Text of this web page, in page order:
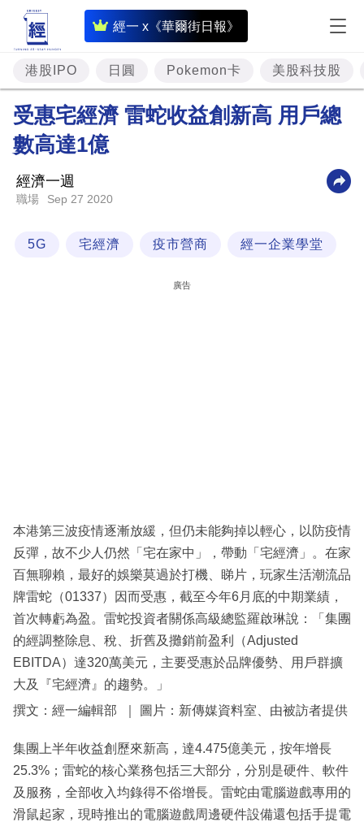
經一 x《華爾街日報》
即
時
財
經
專
題
資
市
時
事
專
欄
訂
閱
區
港股IPO 日圓 Pokemon卡 美股科技股
受惠宅經濟 雷蛇收益創新高 用戶總
數高達1億
經濟一週
職場 Sep 27 2020
5G 宅經濟 疫市營商 經一企業學堂
廣告
本港第三波疫情逐漸放緩，但仍未能夠掉以輕心，以防疫情
反彈，故不少人仍然「宅在家中」，帶動「宅經濟」。在家
百無聊賴，最好的娛樂莫過於打機、睇片，玩家生活潮流品
牌雷蛇（01337）因而受惠，截至今年6月底的中期業績，
首次轉虧為盈。雷蛇投資者關係高級總監羅啟琳說：「集團
的經調整除息、稅、折舊及攤銷前盈利（Adjusted
EBITDA）達320萬美元，主要受惠於品牌優勢、用戶群擴
大及『宅經濟』的趨勢。」
撰文：經一編輯部 ｜ 圖片：新傳媒資料室、由被訪者提供
集團上半年收益創歷來新高，達4.475億美元，按年增長
25.3%；雷蛇的核心業務包括三大部分，分別是硬件、軟件
及服務，全部收入均錄得不俗增長。雷蛇由電腦遊戲專用的
滑鼠起家，現時推出的電腦遊戲周邊硬件設備還包括手提電